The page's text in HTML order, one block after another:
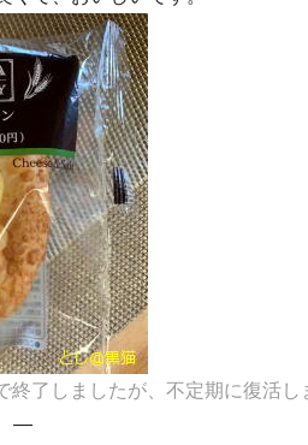
了しましたが、不定期に復活し
―